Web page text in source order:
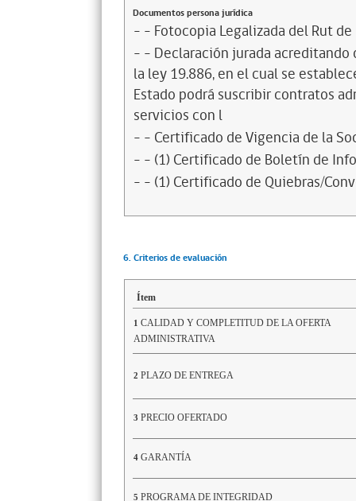
Documentos persona jurídica
- - Fotocopia Legalizada del Rut de
- - Declaración jurada acreditando
la ley 19.886, en el cual se
Estado podrá suscribir contratos
servicios con l
- - Certificado de Vigencia de la
- - (1) Certificado de Boletín de
- - (1) Certificado de Quiebras/
6. Criterios de evaluación
Ítem
1 CALIDAD Y COMPLETITUD DE LA OFERTA
ADMINISTRATIVA
2 PLAZO DE ENTREGA
3 PRECIO OFERTADO
4 GARANTÍA
5 PROGRAMA DE INTEGRIDAD